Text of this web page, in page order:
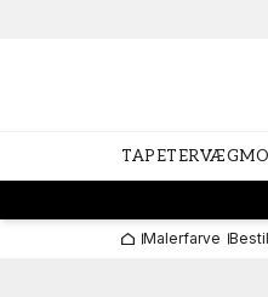
TAPETER
Malerfarve